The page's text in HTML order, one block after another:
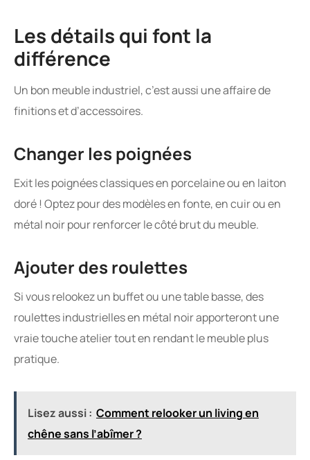
Les détails qui font la
différence
Un bon meuble industriel, c’est aussi une affaire de
finitions et d’accessoires.
Changer les poignées
Exit les poignées classiques en porcelaine ou en laiton
doré ! Optez pour des modèles en fonte, en cuir ou en
métal noir pour renforcer le côté brut du meuble.
Ajouter des roulettes
Si vous relookez un buffet ou une table basse, des
roulettes industrielles en métal noir apporteront une
vraie touche atelier tout en rendant le meuble plus
pratique.
Lisez aussi : Comment relooker un living en
chêne sans l’abîmer ?